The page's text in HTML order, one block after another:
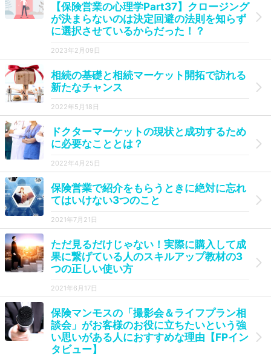
【保険営業の心理学Part37】クロージング
が決まらないのは決定回避の法則を知らず
に選択させているからだった！？
2023年2月09日
相続の基礎と相続マーケット開拓で訪れる
新たなチャンス
2022年5月18日
ドクターマーケットの現状と成功するため
に必要なこととは？
2022年4月25日
保険営業で紹介をもらうときに絶対に忘れ
てはいけない3つのこと
2021年7月21日
ただ見るだけじゃない！実際に購入して成
果に繋げている人のスキルアップ教材の3
つの正しい使い方
2021年6月17日
保険マンモスの「撮影会＆ライフプラン相
談会」がお客様のお役に立ちたいという強
い思いがある人におすすめな理由【FPイン
タビュー】